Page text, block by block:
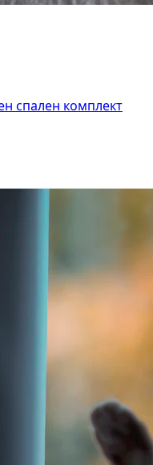
спален комплект